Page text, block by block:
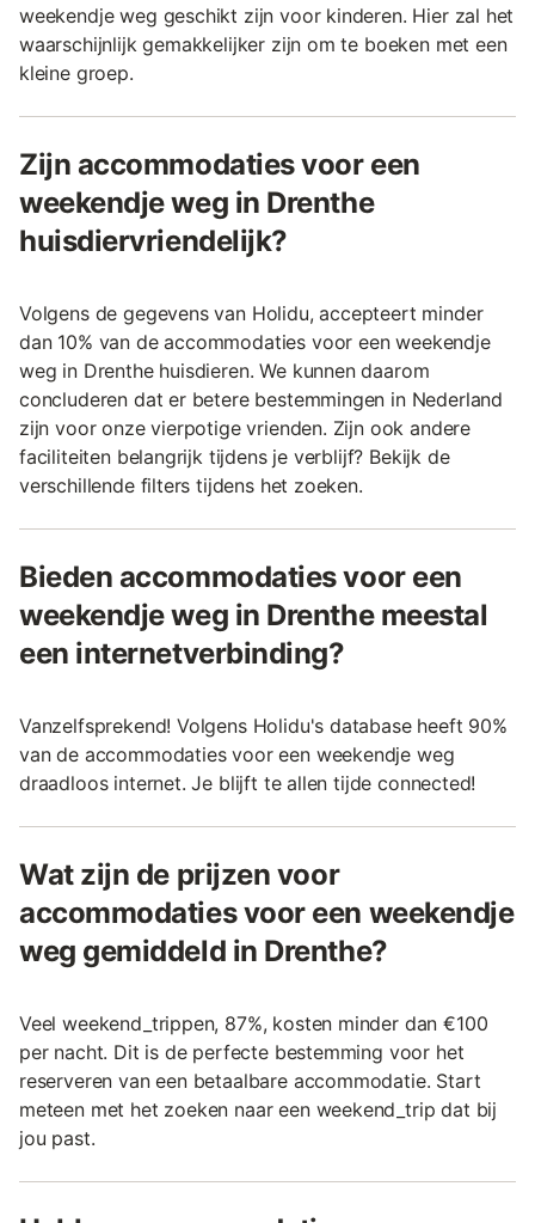
weekendje weg geschikt zijn voor kinderen. Hier zal het
waarschijnlijk gemakkelijker zijn om te boeken met een
kleine groep.
Zijn accommodaties voor een
weekendje weg in Drenthe
huisdiervriendelijk?
Volgens de gegevens van Holidu, accepteert minder
dan 10% van de accommodaties voor een weekendje
weg in Drenthe huisdieren. We kunnen daarom
concluderen dat er betere bestemmingen in Nederland
zijn voor onze vierpotige vrienden. Zijn ook andere
faciliteiten belangrijk tijdens je verblijf? Bekijk de
verschillende filters tijdens het zoeken.
Bieden accommodaties voor een
weekendje weg in Drenthe meestal
een internetverbinding?
Vanzelfsprekend! Volgens Holidu's database heeft 90%
van de accommodaties voor een weekendje weg
draadloos internet. Je blijft te allen tijde connected!
Wat zijn de prijzen voor
accommodaties voor een weekendje
weg gemiddeld in Drenthe?
Veel weekend_trippen, 87%, kosten minder dan €100
per nacht. Dit is de perfecte bestemming voor het
reserveren van een betaalbare accommodatie. Start
meteen met het zoeken naar een weekend_trip dat bij
jou past.